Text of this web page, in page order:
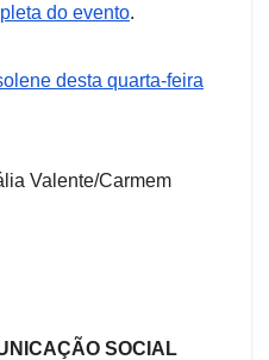
do evento.
desta quarta-feira
Valente/Carmem
SOCIAL